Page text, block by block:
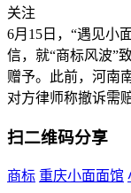
关注
6月15日，“遇见小
信，就“商标风波”
赠予。此前，河南
对方律师称撤诉需
扫二维码分享
商标 重庆小面面馆